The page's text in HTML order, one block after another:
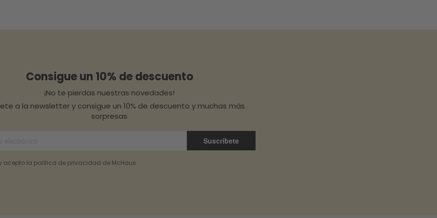
Consigue un 10% de descuento
¡No te pierdas nuestras novedades!
a la newsletter y consigue un 10% de descuento y muchas más
sorpresas
Suscríbete
acepto la política de privacidad de McHaus